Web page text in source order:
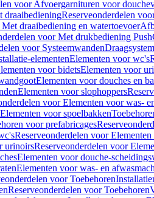
voor Afvoergarnituren voor
draaibedieningReserveonderdelen
draaibediening en watertoevoer
voor Met drukbediening
voor Systeemwanden
elementenElementen voor wc's
voor bidetsElementen voor
Elementen voor douches en
Elementen voor slophoppers
voor Elementen voor was-
voor spoelbakken
voor prefabricages
Reserveonderdelen voor
urinoirsReserveonderdelen voor
Elementen voor douche-
Elementen voor was- en
voor Toebehoren
Reserveonderdelen voor Toebehoren